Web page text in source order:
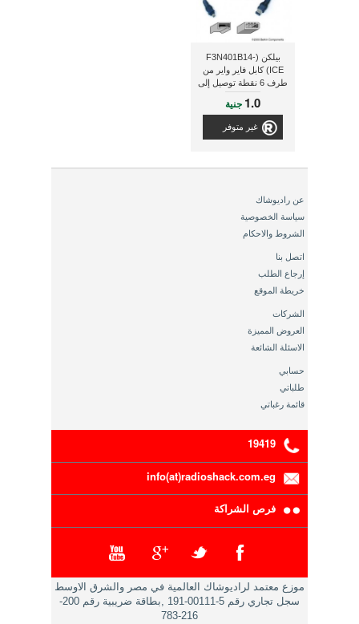
بيلكن (F3N401B14-
ICE) كابل فاير واير من
طرف 6 نقطة توصيل إلى
طرف 4 نقطة توصيل
بطول 4 متر
1.0 جنية
غير متوفر
عن راديوشاك
سياسة الخصوصية
الشروط والاحكام
اتصل بنا
إرجاع الطلب
خريطة الموقع
الشركات
العروض المميزة
الاسئلة الشائعة
حسابي
طلباتي
قائمة رغباتي
19419
info(at)radioshack.com.eg
فرص الشراكة
موزع معتمد لراديوشاك العالمية في مصر والشرق الاوسط
سجل تجاري رقم 5-00111-191 ,بطاقة ضريبية رقم 200-
216-783